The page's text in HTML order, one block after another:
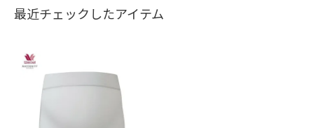
最近チェックしたアイテム